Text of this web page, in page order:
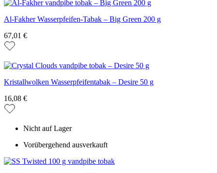
Al-Fakher Wasserpfeifen-Tabak – Big Green 200 g
67,01 €
Kristallwolken Wasserpfeifentabak – Desire 50 g
16,08 €
Nicht auf Lager
Vorübergehend ausverkauft